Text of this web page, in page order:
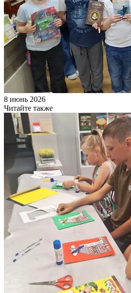
8 июнь 2026
Читайте также